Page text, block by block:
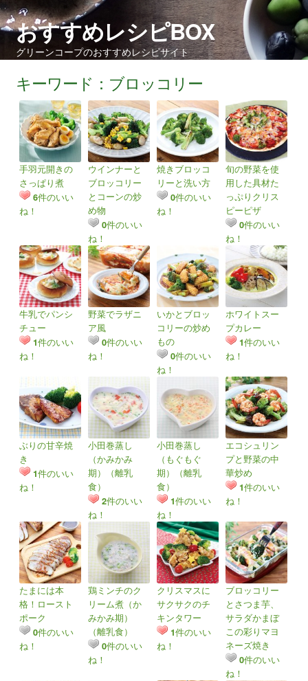
おすすめレシピBOX
グリーンコープのおすすめレシピサイト
キーワード：ブロッコリー
手羽元開きの
さっぱり煮
6件のいい
ね！
ウインナーと
ブロッコリー
とコーンの炒
め物
0件のいい
ね！
焼きブロッコ
リーと洗い方
0件のいい
ね！
旬の野菜を使
用した具材た
っぷりクリス
ピーピザ
0件のいい
ね！
牛乳でパンシ
チュー
1件のいい
ね！
野菜でラザニ
ア風
0件のいい
ね！
いかとブロッ
コリーの炒め
もの
0件のいい
ね！
ホワイトスー
プカレー
1件のいい
ね！
ぶりの甘辛焼
き
1件のいい
ね！
小田巻蒸し
（かみかみ
期）（離乳
食）
2件のいい
ね！
小田巻蒸し
（もぐもぐ
期）（離乳
食）
1件のいい
ね！
エコシュリン
プと野菜の中
華炒め
1件のいい
ね！
たまには本
格！ロースト
ポーク
0件のいい
ね！
鶏ミンチのク
リーム煮（か
みかみ期）
（離乳食）
0件のいい
ね！
クリスマスに
サクサクのチ
キンタワー
1件のいい
ね！
ブロッコリー
とさつま芋、
サラダかまぼ
この彩りマヨ
ネーズ焼き
0件のいい
ね！